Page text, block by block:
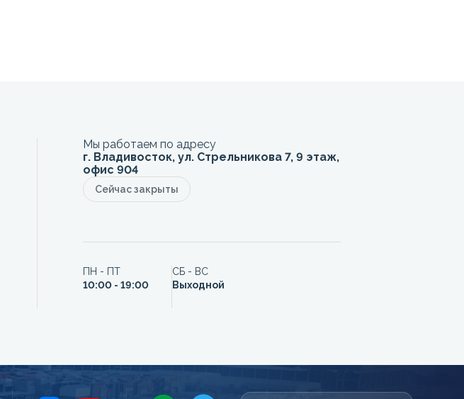
Мы работаем по адресу
г. Владивосток, ул. Стрельникова 7, 9 этаж,
офис 904
Сейчас закрыты
ПН - ПТ
10:00 - 19:00
СБ - ВС
Выходной